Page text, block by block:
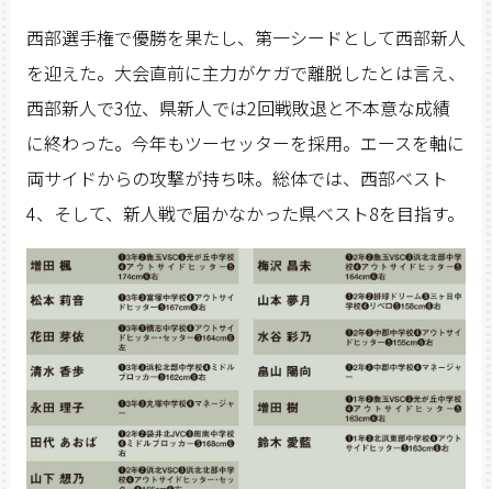
西部選手権で優勝を果たし、第一シードとして西部新人
を迎えた。大会直前に主力がケガで離脱したとは言え、
西部新人で3位、県新人では2回戦敗退と不本意な成績
に終わった。今年もツーセッターを採用。エースを軸に
両サイドからの攻撃が持ち味。総体では、西部ベスト
4、そして、新人戦で届かなかった県ベスト8を目指す。